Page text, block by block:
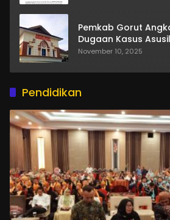
Pemkab Gorut
Dugaan Kasus
November 10, 2025
Pendidikan